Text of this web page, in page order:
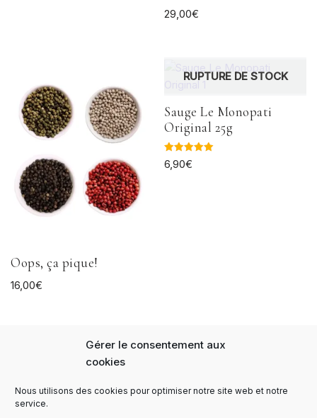
Gérer le consentement aux
cookies
Nous utilisons des cookies pour optimiser notre site web et notre
service.
29,00€
Oops, ça pique!
16,00€
RUPTURE DE STOCK
Sauge Le Monopati
Original 25g
Note
5.00
6,90€
Panier
Notre Histoire